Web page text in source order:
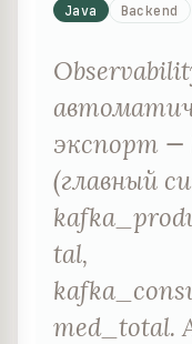
Java Backend
экспорт —
(главный
tal,
med_total.